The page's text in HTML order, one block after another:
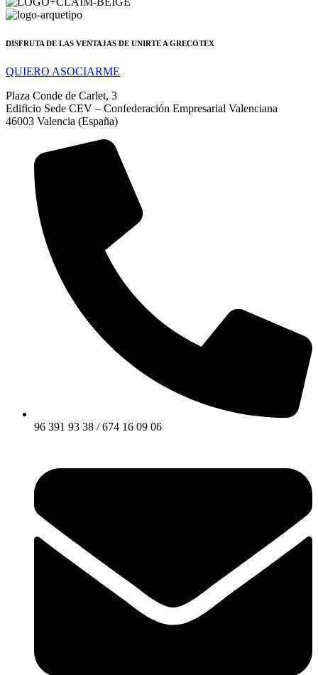
DISFRUTA DE LAS VENTAJAS DE UNIRTE A GRECOTEX
QUIERO ASOCIARME
Plaza Conde de Carlet, 3
Edificio Sede CEV – Confederación Empresarial Valenciana
46003 Valencia (España)
96 391 93 38 / 674 16 09 06